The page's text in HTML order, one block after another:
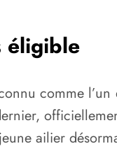
éligible
comme
ailier